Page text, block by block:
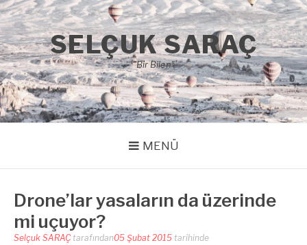
İçeriğe
atla
SELÇUK SARAÇ
"Bir Bilen"
MENÜ
Drone’lar yasaların da üzerinde
mi uçuyor?
Selçuk SARAÇtarafından05 Şubat 2015 tarihinde